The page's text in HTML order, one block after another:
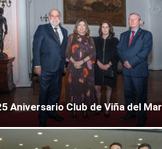
Aniversario Club de Viña del Mar